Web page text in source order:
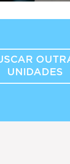
UNIDADES